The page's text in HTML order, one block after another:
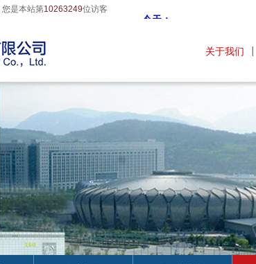
您是本站第10263249位访客
关于我们